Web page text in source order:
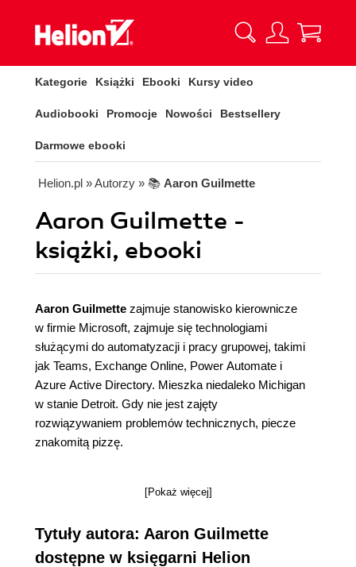
Kategorie Książki Ebooki Kursy video
Audiobooki Promocje Nowości Bestsellery
Darmowe ebooki
Helion.pl » Autorzy » 📚 Aaron Guilmette
Aaron Guilmette -
książki, ebooki
Aaron Guilmette zajmuje stanowisko kierownicze
w firmie Microsoft, zajmuje się technologiami
służącymi do automatyzacji i pracy grupowej, takimi
jak Teams, Exchange Online, Power Automate i
Azure Active Directory. Mieszka niedaleko Michigan
w stanie Detroit. Gdy nie jest zajęty
rozwiązywaniem problemów technicznych, piecze
znakomitą pizzę.
[Pokaż więcej]
Tytuły autora: Aaron Guilmette
dostępne w księgarni Helion